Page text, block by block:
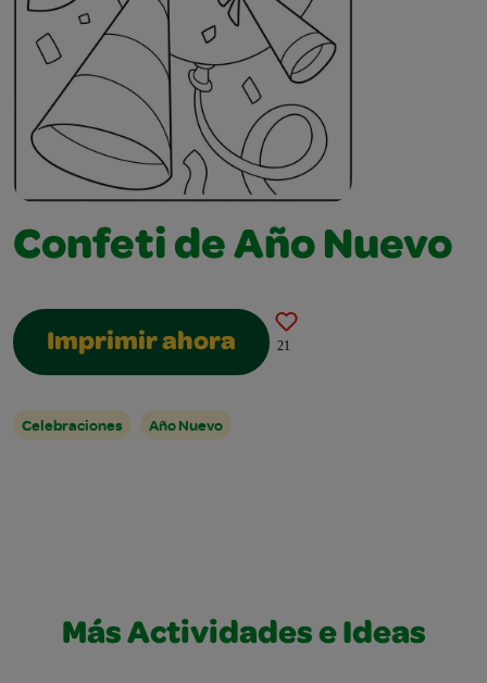
Confeti de Año Nuevo
Imprimir ahora 21
Celebraciones Año Nuevo
Más Actividades e Ideas